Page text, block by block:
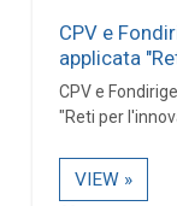
CPV e
applicata
CPV e
"Reti per
VIEW »